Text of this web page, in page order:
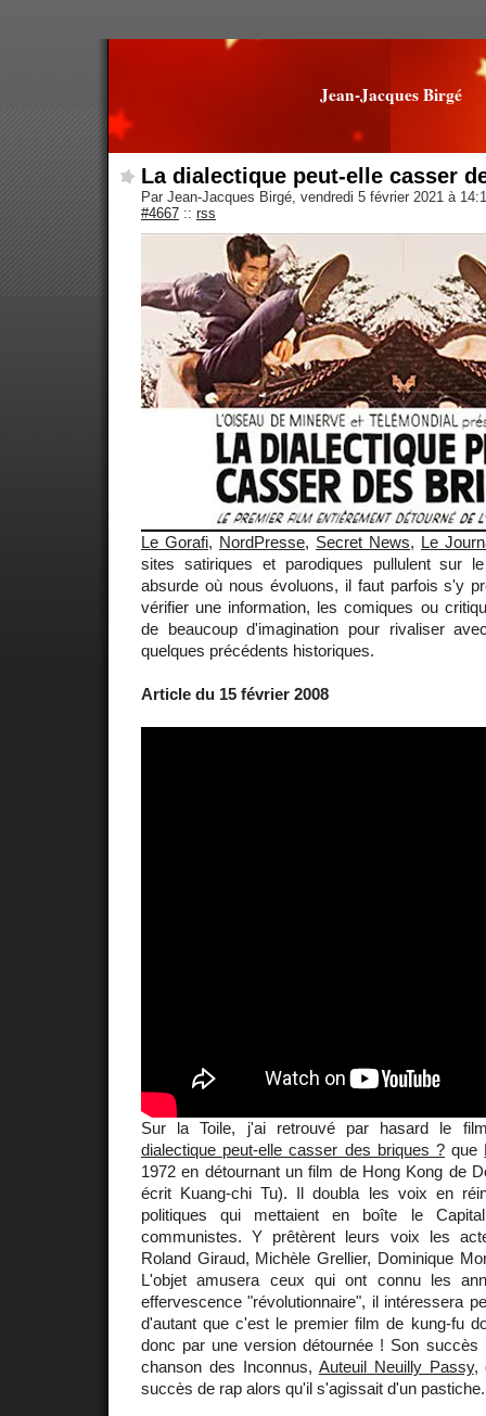
Jean-Jacques Birgé
La dialectique peut-elle casser
Par Jean-Jacques Birgé, vendredi 5 février 2021 à
#4667 :: rss
Le Gorafi, NordPresse, Secret News, Le
sites satiriques et parodiques pullulent sur
absurde où nous évoluons, il faut parfois s'y
vérifier une information, les comiques ou
de beaucoup d'imagination pour rivaliser
quelques précédents historiques.
Article du 15 février 2008
Sur la Toile, j'ai retrouvé par hasard le
dialectique peut-elle casser des briques ? que
1972 en détournant un film de Hong Kong de
écrit Kuang-chi Tu). Il doubla les voix en
politiques qui mettaient en boîte le
communistes. Y prêtèrent leurs voix les
Roland Giraud, Michèle Grellier, Dominique
L'objet amusera ceux qui ont connu les
effervescence "révolutionnaire", il intéressera
d'autant que c'est le premier film de kung-fu
donc par une version détournée ! Son succès
chanson des Inconnus, Auteuil Neuilly Passy,
succès de rap alors qu'il s'agissait d'un pastiche.